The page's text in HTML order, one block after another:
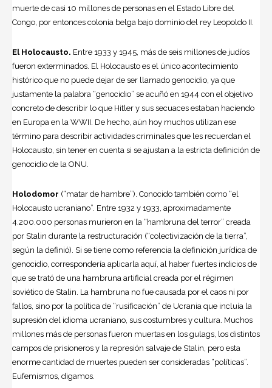
muerte de casi 10 millones de personas en el Estado Libre del
Congo, por entonces colonia belga bajo dominio del rey Leopoldo II.
El Holocausto. Entre 1933 y 1945, más de seis millones de judíos
fueron exterminados. El Holocausto es el único acontecimiento
histórico que no puede dejar de ser llamado genocidio, ya que
justamente la palabra “genocidio” se acuñó en 1944 con el objetivo
concreto de describir lo que Hitler y sus secuaces estaban haciendo
en Europa en la WWII. De hecho, aún hoy muchos utilizan ese
término para describir actividades criminales que les recuerdan el
Holocausto, sin tener en cuenta si se ajustan a la estricta definición de
genocidio de la ONU.
Holodomor (“matar de hambre”). Conocido también como “el
Holocausto ucraniano”. Entre 1932 y 1933, aproximadamente
4.200.000 personas murieron en la “hambruna del terror” creada
por Stalin durante la restructuración (“colectivización de la tierra”,
según la definió). Si se tiene como referencia la definición jurídica de
genocidio, correspondería aplicarla aquí, al haber fuertes indicios de
que se trató de una hambruna artificial creada por el régimen
soviético de Stalin. La hambruna no fue causada por el caos ni por
fallos, sino por la política de “rusificación” de Ucrania que incluía la
supresión del idioma ucraniano, sus costumbres y cultura. Muchos
millones más de personas fueron muertas en los gulags, los distintos
campos de prisioneros y la represión salvaje de Stalin, pero esta
enorme cantidad de muertes pueden ser consideradas “políticas”.
Eufemismos, digamos.